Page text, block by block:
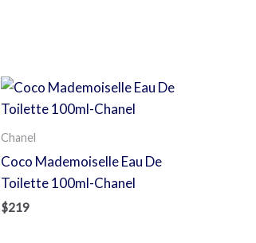
Chanel
Coco Mademoiselle Eau De
Toilette 100ml-Chanel
$219